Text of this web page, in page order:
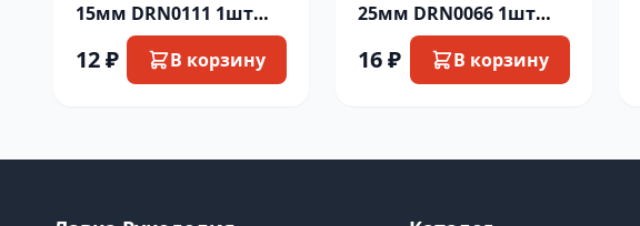
15мм DRN0111 1шт
290терракот
12 ₽ В корзину
25мм DRN0066 1шт
304 ткорич
16 ₽ В корзину